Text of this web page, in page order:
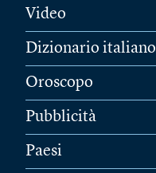
Video
Dizionario italiano
Oroscopo
Pubblicità
Paesi